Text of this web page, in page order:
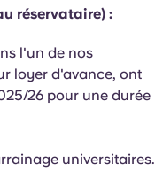
réservataire) :
l'un de nos
loyer d'avance, ont
26 pour une durée
universitaires.